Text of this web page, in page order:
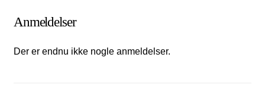
Anmeldelser
Der er endnu ikke nogle anmeldelser.